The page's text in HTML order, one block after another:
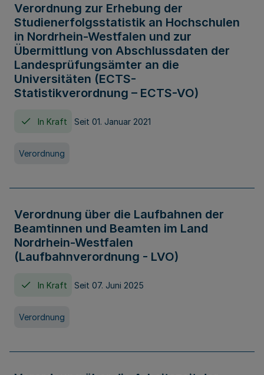
Verordnung zur Erhebung der
Studienerfolgsstatistik an Hochschulen
in Nordrhein-Westfalen und zur
Übermittlung von Abschlussdaten der
Landesprüfungsämter an die
Universitäten (ECTS-
Statistikverordnung – ECTS-VO)
In Kraft Seit 01. Januar 2021
Verordnung
Verordnung über die Laufbahnen der
Beamtinnen und Beamten im Land
Nordrhein-Westfalen
(Laufbahnverordnung - LVO)
In Kraft Seit 07. Juni 2025
Verordnung